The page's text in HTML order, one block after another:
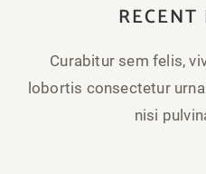
RECENT
Curabitur sem felis,
lobortis consectetur
nisi